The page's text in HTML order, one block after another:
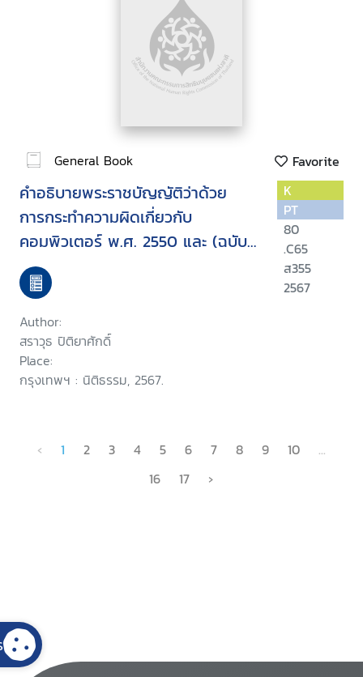
General Book Favorite
คำอธิบายพระราชบัญญัติว่าด้วย
การกระทำความผิดเกี่ยวกับ
คอมพิวเตอร์ พ.ศ. 2550 และ (ฉบับที่
2) พ.ศ. 2560 พร้อมด้วยประกาศ
กระทรวงที่เกี่ยวข้อง
Author:
สราวุธ ปิติยาศักดิ์
Place:
กรุงเทพฯ : นิติธรรม, 2567.
K
PT
80
.C65
ส355
2567
‹ 1 2 3 4 5 6 7 8 9 10
...
16
17 ›